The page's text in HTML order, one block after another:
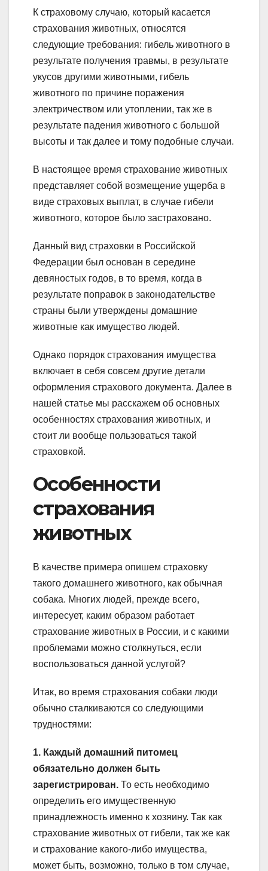
К страховому случаю, который касается
страхования животных, относятся
следующие требования: гибель животного в
результате получения травмы, в результате
укусов другими животными, гибель
животного по причине поражения
электричеством или утоплении, так же в
результате падения животного с большой
высоты и так далее и тому подобные случаи.
В настоящее время страхование животных
представляет собой возмещение ущерба в
виде страховых выплат, в случае гибели
животного, которое было застраховано.
Данный вид страховки в Российской
Федерации был основан в середине
девяностых годов, в то время, когда в
результате поправок в законодательстве
страны были утверждены домашние
животные как имущество людей.
Однако порядок страхования имущества
включает в себя совсем другие детали
оформления страхового документа. Далее в
нашей статье мы расскажем об основных
особенностях страхования животных, и
стоит ли вообще пользоваться такой
страховкой.
Особенности
страхования
животных
В качестве примера опишем страховку
такого домашнего животного, как обычная
собака. Многих людей, прежде всего,
интересует, каким образом работает
страхование животных в России, и с какими
проблемами можно столкнуться, если
воспользоваться данной услугой?
Итак, во время страхования собаки люди
обычно сталкиваются со следующими
трудностями:
1. Каждый домашний питомец
обязательно должен быть
зарегистрирован. То есть необходимо
определить его имущественную
принадлежность именно к хозяину. Так как
страхование животных от гибели, так же как
и страхование какого-либо имущества,
может быть, возможно, только в том случае,